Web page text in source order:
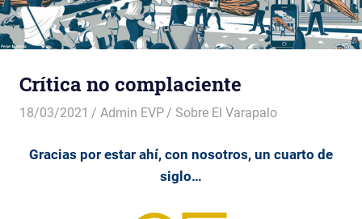
contenido
Crítica no complaciente
18/03/2021 Admin EVP Sobre El Varapalo
Gracias por estar ahí, con nosotros, un cuarto de
siglo…